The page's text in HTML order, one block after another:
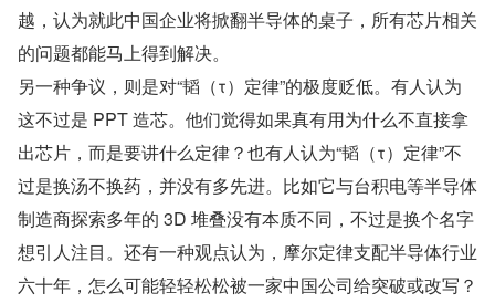
越，认为就此中国企业将掀翻半导体的桌子，所有芯片相关
的问题都能马上得到解决。
另一种争议，则是对“韬（τ）定律”的极度贬低。有人认为
这不过是 PPT 造芯。他们觉得如果真有用为什么不直接拿
出芯片，而是要讲什么定律？也有人认为“韬（τ）定律”不
过是换汤不换药，并没有多先进。比如它与台积电等半导体
制造商探索多年的 3D 堆叠没有本质不同，不过是换个名字
想引人注目。还有一种观点认为，摩尔定律支配半导体行业
六十年，怎么可能轻轻松松被一家中国公司给突破或改写？